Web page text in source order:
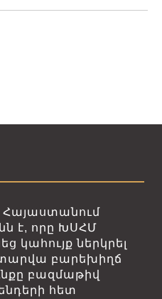
Հայաստանում
է, որը ԽՍՀՄ
կահույք ներկրել
բարեխիղճ
բազմաթիվ
հետ